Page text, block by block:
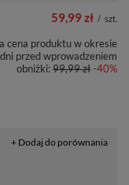
59,99 zł / szt.
cena produktu w okresie
przed wprowadzeniem
obniżki:99,99 zł-40%
+ Dodaj do porównania